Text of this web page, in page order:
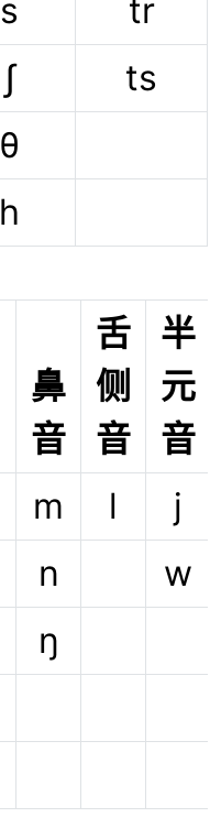
s
tr
ʃ
ts
θ
h
鼻
音
舌
侧
音
半
元
音
m l
j
n
w
ŋ